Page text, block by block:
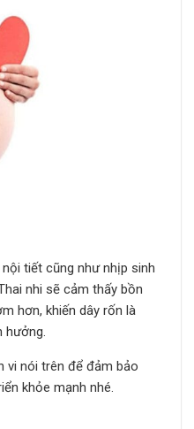
tiết cũng như nhịp sinh
nhi sẽ cảm thấy bồn
hơn, khiến dây rốn là
hưởng.
vi nói trên để đảm bảo
khỏe mạnh nhé.